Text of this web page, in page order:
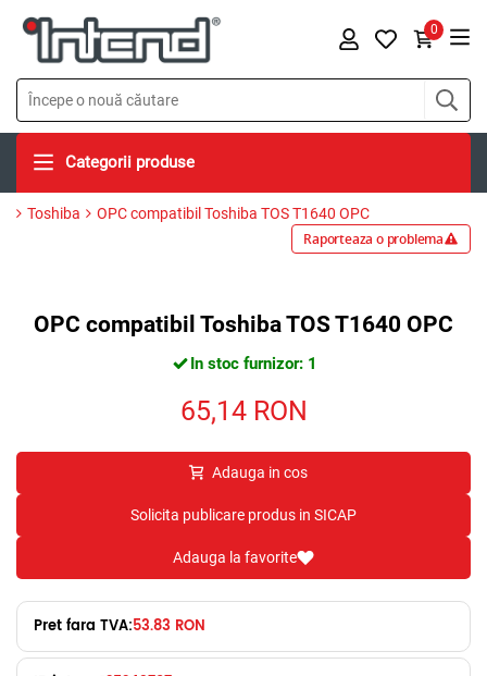
0
Categorii produse
Toshiba OPC compatibil Toshiba TOS T1640 OPC
Raporteaza o problema
OPC compatibil Toshiba TOS T1640 OPC
In stoc furnizor: 1
65,14 RON
Adauga in cos
Solicita publicare produs in SICAP
Adauga la favorite
Pret fara TVA:53.83 RON